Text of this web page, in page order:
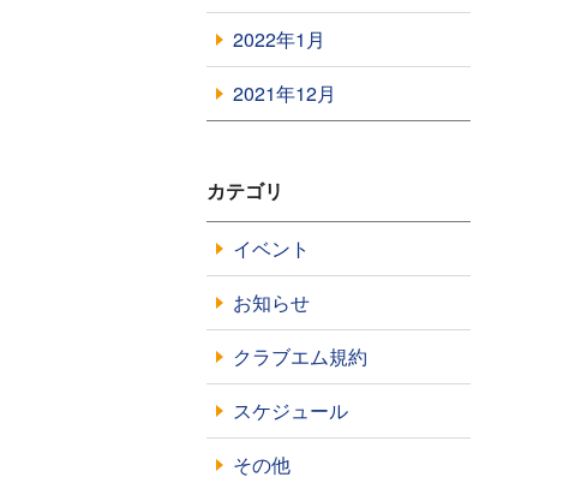
2022年1月
2021年12月
カテゴリ
イベント
お知らせ
クラブエム規約
スケジュール
その他